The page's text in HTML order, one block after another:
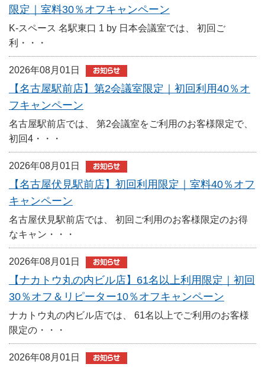
限定｜室料30％オフキャンペーン
K-スペース 名駅東口 1 by 日本会議室では、 初回ご
利・・・
2026年08月01日
【名古屋駅前店】第2会議室限定｜初回利用40％オ
フキャンペーン
名古屋駅前店では、 第2会議室をご利用のお客様限定で、
初回4・・・
2026年08月01日
【名古屋伏見駅前店】初回利用限定｜室料40％オフ
キャンペーン
名古屋伏見駅前店では、 初回ご利用のお客様限定のお得
なキャン・・・
2026年08月01日
【ナカトウ丸の内ビル店】61名以上利用限定｜初回
30％オフ＆リピーター10％オフキャンペーン
ナカトウ丸の内ビル店では、 61名以上でご利用のお客様
限定の・・・
2026年08月01日